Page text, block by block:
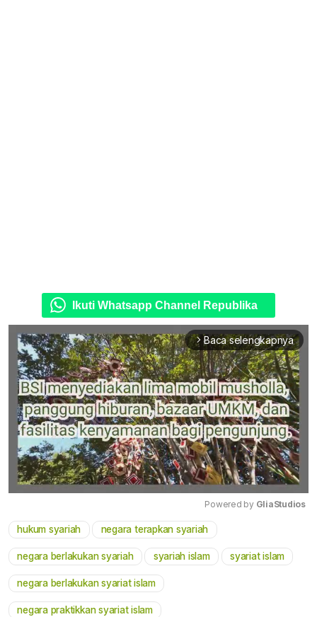
Ikuti Whatsapp Channel Republika
arrow_forward_ios Baca selengkapnya
Powered by GliaStudios
hukum syariah negara terapkan syariah
negara berlakukan syariah syariah islam syariat islam
negara berlakukan syariat islam
negara praktikkan syariat islam